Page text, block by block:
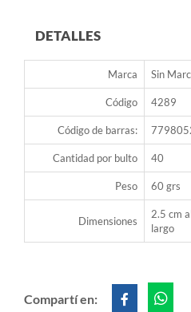
DETALLES
Marca Sin
Código 4289
Código de barras:
Cantidad por bulto 40
Peso 60 grs
Dimensiones
2.5 cm
largo
Compartí en: